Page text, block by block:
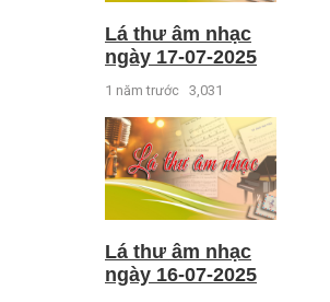
Lá thư âm nhạc
ngày 17-07-2025
1 năm trước 3,031
Lá thư âm nhạc
ngày 16-07-2025